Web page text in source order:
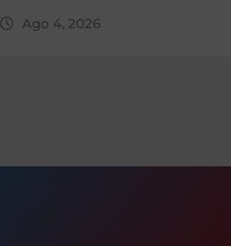
Ago 4, 2026